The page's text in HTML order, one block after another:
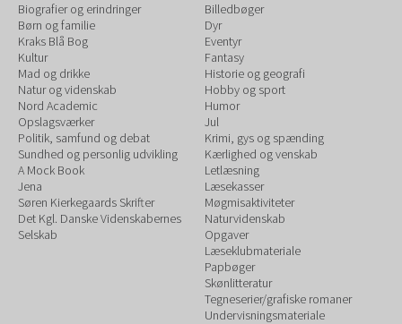
Biografier og erindringer
Børn og familie
Kraks Blå Bog
Kultur
Mad og drikke
Natur og videnskab
Nord Academic
Opslagsværker
Politik, samfund og debat
Sundhed og personlig udvikling
A Mock Book
Jena
Søren Kierkegaards Skrifter
Det Kgl. Danske Videnskabernes
Selskab
Billedbøger
Dyr
Eventyr
Fantasy
Historie og geografi
Hobby og sport
Humor
Jul
Krimi, gys og spænding
Kærlighed og venskab
Letlæsning
Læsekasser
Møgmisaktiviteter
Naturvidenskab
Opgaver
Læseklubmateriale
Papbøger
Skønlitteratur
Tegneserier/grafiske romaner
Undervisningsmateriale